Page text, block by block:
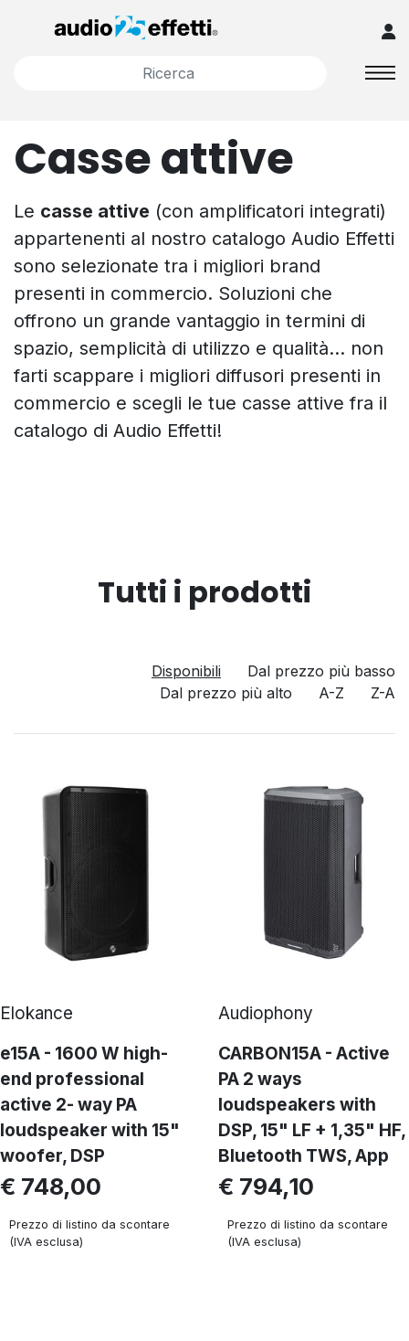
Casse attive
Le casse attive (con amplificatori integrati)
appartenenti al nostro catalogo Audio Effetti
sono selezionate tra i migliori brand
presenti in commercio. Soluzioni che
offrono un grande vantaggio in termini di
spazio, semplicità di utilizzo e qualità… non
farti scappare i migliori diffusori presenti in
commercio e scegli le tue casse attive fra il
catalogo di Audio Effetti!
Tutti i prodotti
Disponibili
Dal prezzo più basso
Dal prezzo più alto
A-Z Z-A
Elokance
e15A - 1600 W high-
end professional
active 2- way PA
loudspeaker with 15"
woofer, DSP
€ 748,00
Prezzo di listino da scontare
(IVA esclusa)
Audiophony
CARBON15A - Active
PA 2 ways
loudspeakers with
DSP, 15" LF + 1,35" HF,
Bluetooth TWS, App
€ 794,10
Prezzo di listino da scontare
(IVA esclusa)